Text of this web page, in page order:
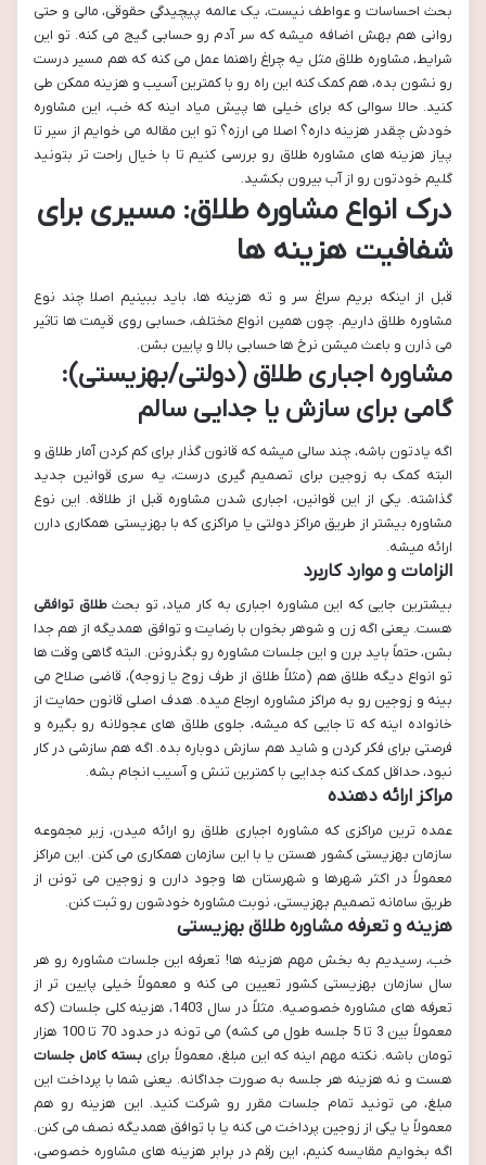
بحث احساسات و عواطف نیست، یک عالمه پیچیدگی حقوقی، مالی و حتی
روانی هم بهش اضافه میشه که سر آدم رو حسابی گیج می کنه. تو این
شرایط، مشاوره طلاق مثل یه چراغ راهنما عمل می کنه که هم مسیر درست
رو نشون بده، هم کمک کنه این راه رو با کمترین آسیب و هزینه ممکن طی
کنید. حالا سوالی که برای خیلی ها پیش میاد اینه که خب، این مشاوره
خودش چقدر هزینه داره؟ اصلا می ارزه؟ تو این مقاله می خوایم از سیر تا
پیاز هزینه های مشاوره طلاق رو بررسی کنیم تا با خیال راحت تر بتونید
گلیم خودتون رو از آب بیرون بکشید.
درک انواع مشاوره طلاق: مسیری برای
شفافیت هزینه ها
قبل از اینکه بریم سراغ سر و ته هزینه ها، باید ببینیم اصلا چند نوع
مشاوره طلاق داریم. چون همین انواع مختلف، حسابی روی قیمت ها تاثیر
می ذارن و باعث میشن نرخ ها حسابی بالا و پایین بشن.
مشاوره اجباری طلاق (دولتی/بهزیستی):
گامی برای سازش یا جدایی سالم
اگه یادتون باشه، چند سالی میشه که قانون گذار برای کم کردن آمار طلاق و
البته کمک به زوجین برای تصمیم گیری درست، یه سری قوانین جدید
گذاشته. یکی از این قوانین، اجباری شدن مشاوره قبل از طلاقه. این نوع
مشاوره بیشتر از طریق مراکز دولتی یا مراکزی که با بهزیستی همکاری دارن
ارائه میشه.
الزامات و موارد کاربرد
بیشترین جایی که این مشاوره اجباری به کار میاد، تو بحثطلاق توافقی
هست. یعنی اگه زن و شوهر بخوان با رضایت و توافق همدیگه از هم جدا
بشن، حتماً باید برن و این جلسات مشاوره رو بگذرونن. البته گاهی وقت ها
تو انواع دیگه طلاق هم (مثلاً طلاق از طرف زوج یا زوجه)، قاضی صلاح می
بینه و زوجین رو به مراکز مشاوره ارجاع میده. هدف اصلی قانون حمایت از
خانواده اینه که تا جایی که میشه، جلوی طلاق های عجولانه رو بگیره و
فرصتی برای فکر کردن و شاید هم سازش دوباره بده. اگه هم سازشی در کار
نبود، حداقل کمک کنه جدایی با کمترین تنش و آسیب انجام بشه.
مراکز ارائه دهنده
عمده ترین مراکزی که مشاوره اجباری طلاق رو ارائه میدن، زیر مجموعه
سازمان بهزیستی کشور هستن یا با این سازمان همکاری می کنن. این مراکز
معمولاً در اکثر شهرها و شهرستان ها وجود دارن و زوجین می تونن از
طریق سامانه تصمیم بهزیستی، نوبت مشاوره خودشون رو ثبت کنن.
هزینه و تعرفه مشاوره طلاق بهزیستی
خب، رسیدیم به بخش مهم هزینه ها! تعرفه این جلسات مشاوره رو هر
سال سازمان بهزیستی کشور تعیین می کنه و معمولاً خیلی پایین تر از
تعرفه های مشاوره خصوصیه. مثلاً در سال 1403، هزینه کلی جلسات (که
معمولاً بین 3 تا 5 جلسه طول می کشه) می تونه در حدود 70 تا 100 هزار
تومان باشه. نکته مهم اینه که این مبلغ، معمولاً برایبسته کامل جلسات
هست و نه هزینه هر جلسه به صورت جداگانه. یعنی شما با پرداخت این
مبلغ، می تونید تمام جلسات مقرر رو شرکت کنید. این هزینه رو هم
معمولاً یا یکی از زوجین پرداخت می کنه یا با توافق همدیگه نصف می کنن.
اگه بخوایم مقایسه کنیم، این رقم در برابر هزینه های مشاوره خصوصی،